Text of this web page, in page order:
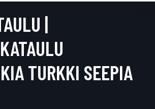
|
TURKKI SEEPIA